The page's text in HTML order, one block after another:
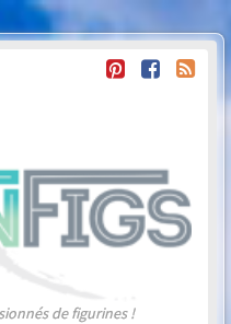
de figurines !